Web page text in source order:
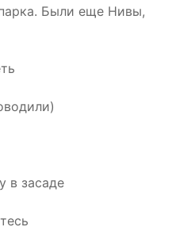
Были еще Нивы,
в засаде